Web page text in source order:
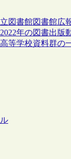
図書館図書館広
年の図書出版
等学校資料群の